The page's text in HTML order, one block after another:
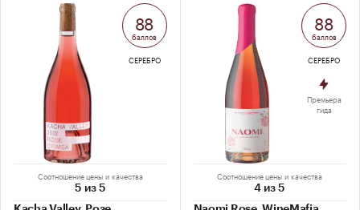
Соотношение цены и качества
5 из 5
88
баллов
СЕРЕБРО
Соотношение цены и качества
4 из 5
88
баллов
СЕРЕБРО
Премьера
гида